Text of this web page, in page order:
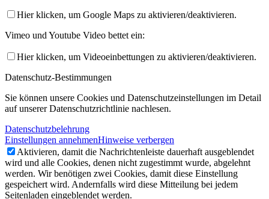
Hier klicken, um Google Maps zu aktivieren/deaktivieren.
Vimeo und Youtube Video bettet ein:
Hier klicken, um Videoeinbettungen zu aktivieren/deaktivieren.
Datenschutz-Bestimmungen
Sie können unsere Cookies und Datenschutzeinstellungen im Detail
auf unserer Datenschutzrichtlinie nachlesen.
Datenschutzbelehrung
Einstellungen annehmenHinweise verbergen
Aktivieren, damit die Nachrichtenleiste dauerhaft ausgeblendet
wird und alle Cookies, denen nicht zugestimmt wurde, abgelehnt
werden. Wir benötigen zwei Cookies, damit diese Einstellung
gespeichert wird. Andernfalls wird diese Mitteilung bei jedem
Seitenladen eingeblendet werden.